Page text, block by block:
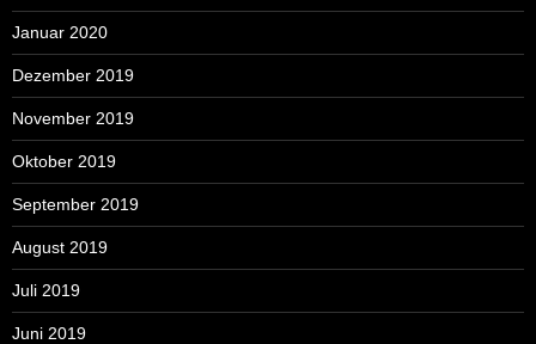
Januar 2020
Dezember 2019
November 2019
Oktober 2019
September 2019
August 2019
Juli 2019
Juni 2019